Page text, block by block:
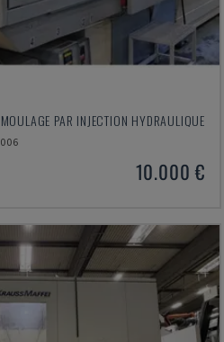
PAR INJECTION HYDRAULIQUE
10.000 €